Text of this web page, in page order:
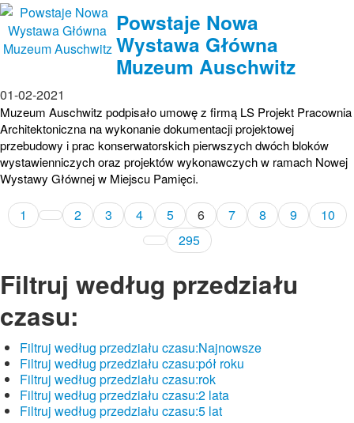
Powstaje Nowa
Wystawa Główna
Muzeum Auschwitz
01-02-2021
Muzeum Auschwitz podpisało umowę z firmą LS Projekt Pracownia
Architektoniczna na wykonanie dokumentacji projektowej
przebudowy i prac konserwatorskich pierwszych dwóch bloków
wystawienniczych oraz projektów wykonawczych w ramach Nowej
Wystawy Głównej w Miejscu Pamięci.
1 2 3 4 5 6 7 8 9
10
295
Filtruj według przedziału
czasu:
Filtruj według przedziału czasu:Najnowsze
Filtruj według przedziału czasu:pół roku
Filtruj według przedziału czasu:rok
Filtruj według przedziału czasu:2 lata
Filtruj według przedziału czasu:5 lat